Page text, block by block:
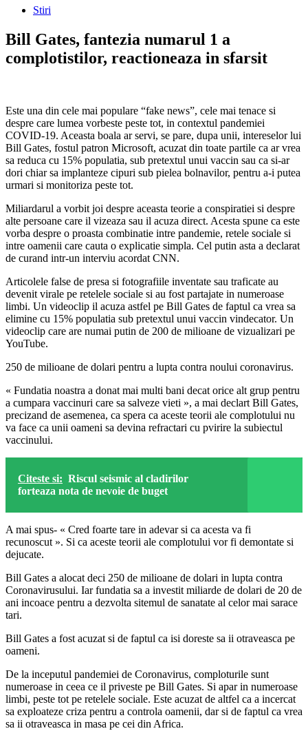
Stiri
Bill Gates, fantezia numarul 1 a
complotistilor, reactioneaza in sfarsit
Este una din cele mai populare “fake news”, cele mai tenace si
despre care lumea vorbeste peste tot, in contextul pandemiei
COVID-19. Aceasta boala ar servi, se pare, dupa unii, intereselor lui
Bill Gates, fostul patron Microsoft, acuzat din toate partile ca ar vrea
sa reduca cu 15% populatia, sub pretextul unui vaccin sau ca si-ar
dori chiar sa implanteze cipuri sub pielea bolnavilor, pentru a-i putea
urmari si monitoriza peste tot.
Miliardarul a vorbit joi despre aceasta teorie a conspiratiei si despre
alte persoane care il vizeaza sau il acuza direct. Acesta spune ca este
vorba despre o proasta combinatie intre pandemie, retele sociale si
intre oamenii care cauta o explicatie simpla. Cel putin asta a declarat
de curand intr-un interviu acordat CNN.
Articolele false de presa si fotografiile inventate sau traficate au
devenit virale pe retelele sociale si au fost partajate in numeroase
limbi. Un videoclip il acuza astfel pe Bill Gates de faptul ca vrea sa
elimine cu 15% populatia sub pretextul unui vaccin vindecator. Un
videoclip care are numai putin de 200 de milioane de vizualizari pe
YouTube.
250 de milioane de dolari pentru a lupta contra noului coronavirus.
« Fundatia noastra a donat mai multi bani decat orice alt grup pentru
a cumpara vaccinuri care sa salveze vieti », a mai declart Bill Gates,
precizand de asemenea, ca spera ca aceste teorii ale complotului nu
va face ca unii oameni sa devina refractari cu pvirire la subiectul
vaccinului.
Citeste si: Riscul seismic al cladirilor
forteaza nota de nevoie de buget
A mai spus- « Cred foarte tare in adevar si ca acesta va fi
recunoscut ». Si ca aceste teorii ale complotului vor fi demontate si
dejucate.
Bill Gates a alocat deci 250 de milioane de dolari in lupta contra
Coronavirusului. Iar fundatia sa a investit miliarde de dolari de 20 de
ani incoace pentru a dezvolta sitemul de sanatate al celor mai sarace
tari.
Bill Gates a fost acuzat si de faptul ca isi doreste sa ii otraveasca pe
oameni.
De la inceputul pandemiei de Coronavirus, comploturile sunt
numeroase in ceea ce il priveste pe Bill Gates. Si apar in numeroase
limbi, peste tot pe retelele sociale. Este acuzat de altfel ca a incercat
sa exploateze criza pentru a controla oamenii, dar si de faptul ca vrea
sa ii otraveasca in masa pe cei din Africa.